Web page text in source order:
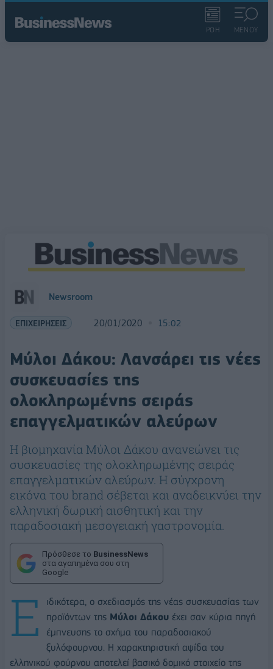
ΡΟΗ ΜΕΝΟΥ
Newsroom
ΕΠΙΧΕΙΡΗΣΕΙΣ 20/01/2020 15:02
Μύλοι Δάκου: Λανσάρει τις νέες
συσκευασίες της
ολοκληρωμένης σειράς
επαγγελματικών αλεύρων
Η βιομηχανία Μύλοι Δάκου ανανεώνει τις
συσκευασίες της ολοκληρωμένης σειράς
επαγγελματικών αλεύρων. Η σύγχρονη
εικόνα του brand σέβεται και αναδεικνύει την
ελληνική δωρική αισθητική και την
παραδοσιακή μεσογειακή γαστρονομία.
Πρόσθεσε το BusinessNews
στα αγαπημένα σου στη
Google
Ε
ιδικότερα, ο σχεδιασμός της νέας συσκευασίας των
προϊόντων της Μύλοι Δάκου έχει σαν κύρια πηγή
έμπνευσης το σχήμα του παραδοσιακού
ξυλόφουρνου. Η χαρακτηριστική αψίδα του
ελληνικού φούρνου αποτελεί βασικό δομικό στοιχείο της